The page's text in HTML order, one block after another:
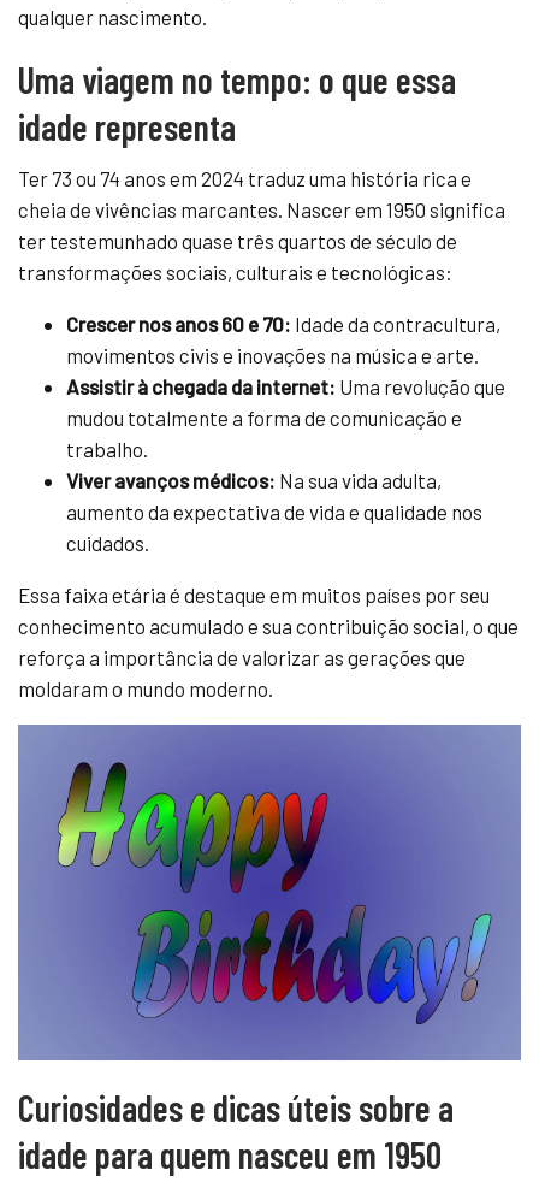
qualquer nascimento.
Uma viagem no tempo: o que essa
idade representa
Ter 73 ou 74 anos em 2024 traduz uma história rica e
cheia de vivências marcantes. Nascer em 1950 significa
ter testemunhado quase três quartos de século de
transformações sociais, culturais e tecnológicas:
Crescer nos anos 60 e 70: Idade da contracultura,
movimentos civis e inovações na música e arte.
Assistir à chegada da internet: Uma revolução que
mudou totalmente a forma de comunicação e
trabalho.
Viver avanços médicos: Na sua vida adulta,
aumento da expectativa de vida e qualidade nos
cuidados.
Essa faixa etária é destaque em muitos países por seu
conhecimento acumulado e sua contribuição social, o que
reforça a importância de valorizar as gerações que
moldaram o mundo moderno.
Curiosidades e dicas úteis sobre a
idade para quem nasceu em 1950